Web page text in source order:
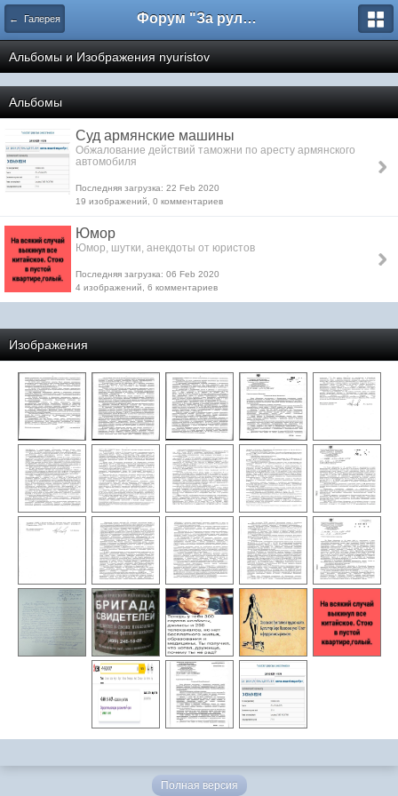
← Галерея Форум "За рулем"
Альбомы и Изображения nyuristov
Альбомы
Суд армянские машины
Обжалование действий таможни по аресту армянского
автомобиля
Последняя загрузка: 22 Feb 2020
19 изображений, 0 комментариев
Юмор
Юмор, шутки, анекдоты от юристов
Последняя загрузка: 06 Feb 2020
4 изображений, 6 комментариев
Изображения
Полная версия